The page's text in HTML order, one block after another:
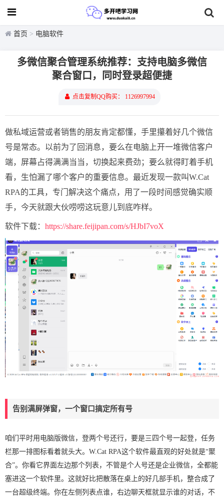
首页 > 电脑软件
多微信聚合管理系统推荐：支持电脑多微信
聚合窗口，同时登录超便捷
点击复制QQ购买： 1126997994
做私域运营或者销售的朋友肯定都懂，手里攥着好几个微信
号是常态。以前为了回消息，要么在电脑上开一堆微信客户
端，屏幕占得满满当当，切换起来费劲；要么就得盯着手机
看，生怕漏了哪个客户的重要信息。最近发现一款叫W.Cat
RPA的工具，专门解决这个痛点，用了一段时间感觉确实顺
手，今天就跟大伙唠唠这玩意儿到底咋样。
软件下载： https://share.feijipan.com/s/HJbI7voX
告别满屏弹窗，一个窗口搞定所有号
咱们平时用电脑版微信，登两个号还行，要是三四个号一起登，任务
栏那一排图标看着就头大。W.Cat RPA这个软件最直观的好处就是“聚
合”。你看它界面左边那个列表，不管是个人号还是企业微信，全都能
塞进这一个软件里。这就好比把散落在桌上的好几部手机，整合成了
一台超级终端。你在左侧列表点谁，右边聊天框就显示谁的对话，不